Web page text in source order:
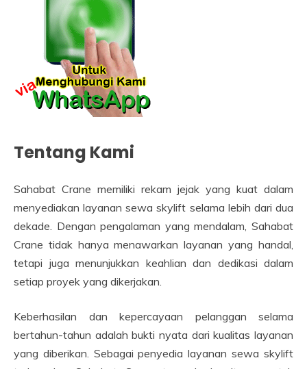
Tentang Kami
Sahabat Crane memiliki rekam jejak yang kuat dalam
menyediakan layanan sewa skylift selama lebih dari dua
dekade. Dengan pengalaman yang mendalam, Sahabat
Crane tidak hanya menawarkan layanan yang handal,
tetapi juga menunjukkan keahlian dan dedikasi dalam
setiap proyek yang dikerjakan.
Keberhasilan dan kepercayaan pelanggan selama
bertahun-tahun adalah bukti nyata dari kualitas layanan
yang diberikan. Sebagai penyedia layanan sewa skylift